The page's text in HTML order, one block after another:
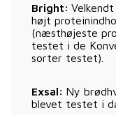
Bright:
højt
(næsthøjeste
testet i de
sorter testet).
Exsal: Ny
blevet testet i